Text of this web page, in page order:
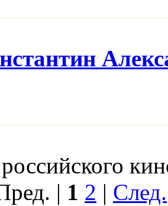
| 1 2 | След.